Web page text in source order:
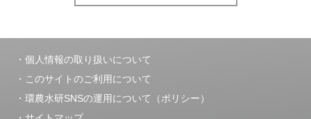
個人情報の取り扱いについて
このサイトのご利用について
環農水研SNSの運用について（ポリシー）